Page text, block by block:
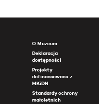
O Muzeum
Deklaracja
dostępności
Projekty
dofinansowane z
MKiDN
Standardy ochrony
małoletnich